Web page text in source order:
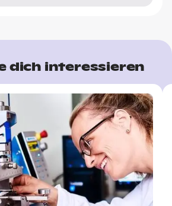
dich interessieren